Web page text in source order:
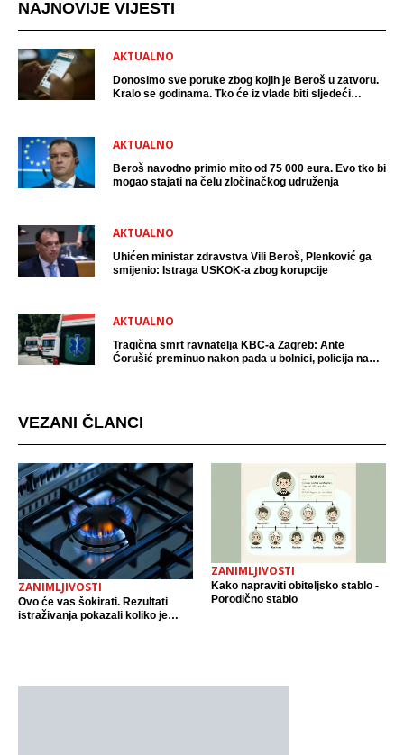
NAJNOVIJE VIJESTI
AKTUALNO
Donosimo sve poruke zbog kojih je Beroš u zatvoru.
Kralo se godinama. Tko će iz vlade biti sljedeći
AKTUALNO
Beroš navodno primio mito od 75 000 eura. Evo tko bi
mogao stajati na čelu zločinačkog udruženja
AKTUALNO
Uhićen ministar zdravstva Vili Beroš, Plenković ga
smijenio: Istraga USKOK-a zbog korupcije
AKTUALNO
Tragična smrt ravnatelja KBC-a Zagreb: Ante
Ćorušić preminuo nakon pada u bolnici, policija na
VEZANI ČLANCI
ZANIMLJIVOSTI
Ovo će vas šokirati. Rezultati
istraživanja pokazali koliko je
ZANIMLJIVOSTI
Kako napraviti obiteljsko stablo -
Porodično stablo